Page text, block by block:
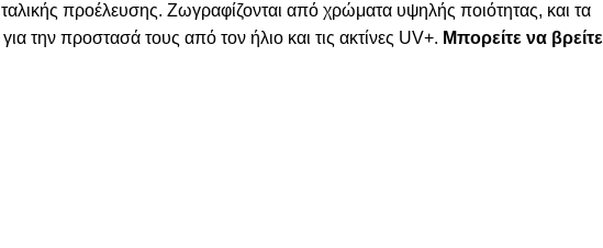
προέλευσης. Ζωγραφίζονται από χρώματα υψηλής ποιότητας, και τα
την προστασά τους από τον ήλιο και τις ακτίνες UV+. Μπορείτε να βρείτε